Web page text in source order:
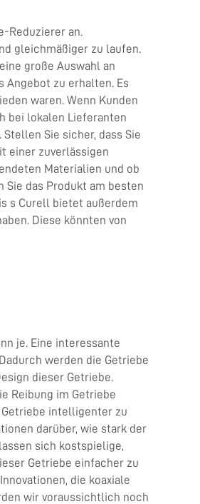
Reduzierer an.
gleichmäßiger zu laufen.
große Auswahl an
Angebot zu erhalten. Es
waren. Wenn Kunden
bei lokalen Lieferanten
Sie sicher, dass Sie
einer zuverlässigen
Materialien und ob
Sie das Produkt am besten
s Curell bietet außerdem
Diese könnten von
je. Eine interessante
werden die Getriebe
dieser Getriebe.
Reibung im Getriebe
intelligenter zu
darüber, wie stark der
sich kostspielige,
Getriebe einfacher zu
die koaxiale
wir voraussichtlich noch